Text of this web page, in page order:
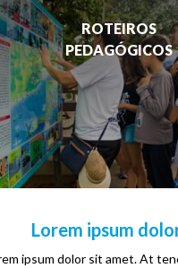
ROTEIROS
PEDAGÓGICOS
Lorem ipsum
ipsum dolor sit amet. At